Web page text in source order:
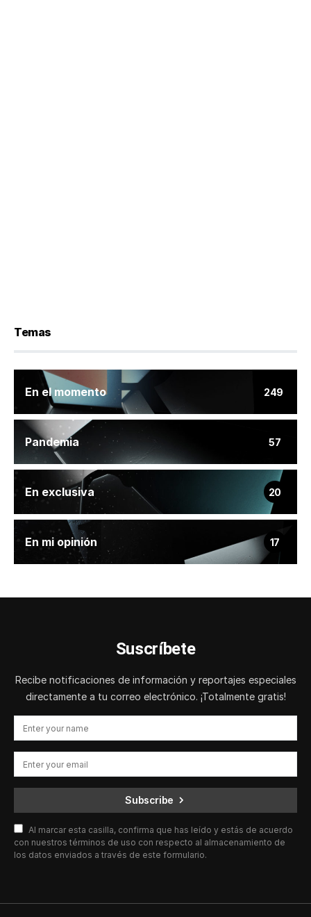
Temas
En el momento 249
Pandemia 57
En exclusiva 20
En mi opinión 17
Suscríbete
Recibe notificaciones de información y reportajes especiales
directamente a tu correo electrónico. ¡Totalmente gratis!
Subscribe
Al marcar esta casilla, confirma que has leído y estás de acuerdo
con nuestros términos de uso con respecto al almacenamiento de
los datos enviados a través de este formulario.